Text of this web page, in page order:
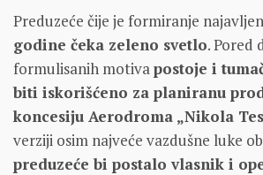
Preduzeće čije je formiranje
godine čeka zeleno svetlo. Pored
formulisanih motiva postoje i
biti iskorišćeno za planiranu
koncesiju Aerodroma „Nikola
verziji osim najveće vazdušne luke
preduzeće bi postalo vlasnik i